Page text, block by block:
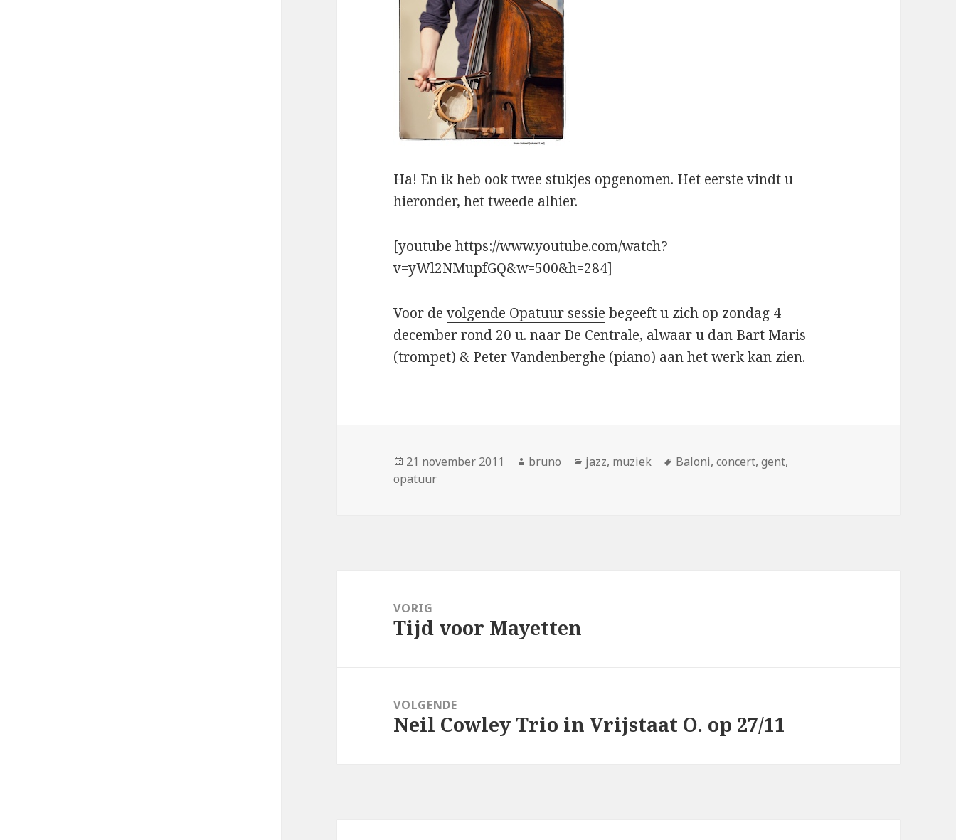
Ha! En ik heb ook twee stukjes opgenomen. Het eerste vindt u
hieronder,het tweede alhier.
[youtube https://www.youtube.com/watch?
v=yWl2NMupfGQ&w=500&h=284]
Voor devolgende Opatuur sessie begeeft u zich op zondag 4
december rond 20 u. naar De Centrale, alwaar u dan Bart Maris
(trompet) & Peter Vandenberghe (piano) aan het werk kan zien.
Geplaatst
op
21 november 2011 Auteur
bruno Categorieën
jazz, muziek Tags
Baloni,concert,gent,
opatuur
navigatieVORIG
Vorig
Tijd voor Mayetten
VOLGENDE
Volgend
Neil Cowley Trio in Vrijstaat O. op 27/11